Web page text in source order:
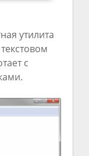
утилита
с